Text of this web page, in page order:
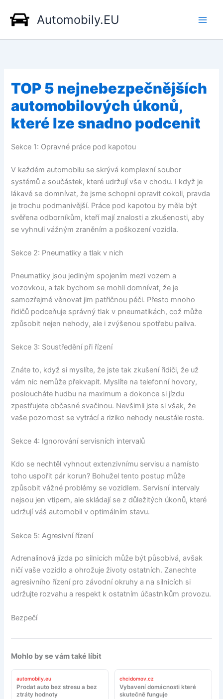
obsah
Automobily.EU
TOP 5 nejnebezpečnějších
automobilových úkonů,
které lze snadno podcenit
Sekce 1: Opravné práce pod kapotou
V každém automobilu se skrývá komplexní soubor
systémů a součástek, které udržují vše v chodu. I když je
lákavé se domnívat, že jsme schopni opravit cokoli, pravda
je trochu podmanivější. Práce pod kapotou by měla být
svěřena odborníkům, kteří mají znalosti a zkušenosti, aby
se vyhnuli vážným zraněním a poškození vozidla.
Sekce 2: Pneumatiky a tlak v nich
Pneumatiky jsou jediným spojením mezi vozem a
vozovkou, a tak bychom se mohli domnívat, že je
samozřejmé věnovat jim patřičnou péči. Přesto mnoho
řidičů podceňuje správný tlak v pneumatikách, což může
způsobit nejen nehody, ale i zvýšenou spotřebu paliva.
Sekce 3: Soustředění při řízení
Znáte to, když si myslíte, že jste tak zkušení řidiči, že už
vám nic nemůže překvapit. Myslíte na telefonní hovory,
posloucháte hudbu na maximum a dokonce si jízdu
zpestřujete občasné svačinou. Nevšimli jste si však, že
vaše pozornost se vytrácí a riziko nehody neustále roste.
Sekce 4: Ignorování servisních intervalů
Kdo se nechtěl vyhnout extenzivnímu servisu a namísto
toho uspořit pár korun? Bohužel tento postup může
způsobit vážné problémy se vozidlem. Servisní intervaly
nejsou jen vtipem, ale skládají se z důležitých úkonů, které
udržují váš automobil v optimálním stavu.
Sekce 5: Agresivní řízení
Adrenalinová jízda po silnicích může být působivá, avšak
ničí vaše vozidlo a ohrožuje životy ostatních. Zanechte
agresivního řízení pro závodní okruhy a na silnicích si
udržujte rozvahu a respekt k ostatním účastníkům provozu.
Bezpečí
Mohlo by se vám také líbit
automobily.eu
Prodat auto bez stresu a bez
ztráty hodnoty
chcidomov.cz
Vybavení domácnosti které
skutečně funguje